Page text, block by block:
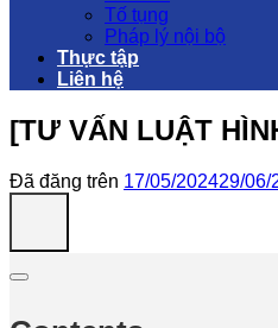
Tố tụng
Pháp lý nội bộ
Thực tập
Liên hệ
[TƯ VẤN LUẬT
Đã đăng trên 17/05/202429/06/